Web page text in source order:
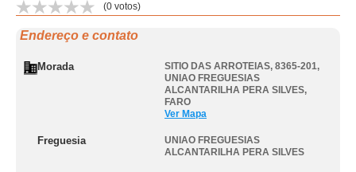
(0 votos)
Endereço e contato
Morada SITIO DAS ARROTEIAS, 8365-201,
UNIAO FREGUESIAS
ALCANTARILHA PERA SILVES,
FARO
Ver Mapa
Freguesia
UNIAO FREGUESIAS
ALCANTARILHA PERA SILVES